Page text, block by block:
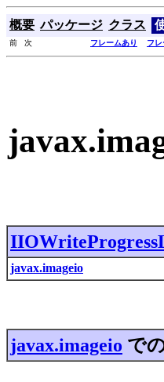
概要 パッケージ クラス
前 次 フレームあり フ
javax.imageio
javax.imageio で